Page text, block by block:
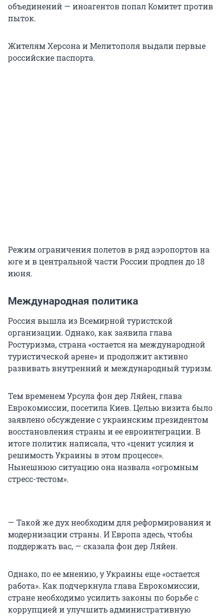
объединений — иноагентов попал Комитет против
пыток.
Жителям Херсона и Мелитополя выдали первые
российские паспорта.
Режим ограничения полетов в ряд аэропортов на
юге и в центральной части России продлен до 18
июня.
Международная политика
Россия вышла из Всемирной туристской
организации. Однако, как заявила глава
Ростуризма, страна «остается на международной
туристической арене» и продолжит активно
развивать внутренний и международный туризм.
Тем временем Урсула фон дер Ляйен, глава
Еврокомиссии, посетила Киев. Целью визита было
заявлено обсуждение с украинским президентом
восстановления страны и ее евроинтеграции. В
итоге политик написала, что «ценит усилия и
решимость Украины в этом процессе».
Нынешнюю ситуацию она назвала «огромным
стресс-тестом».
— Такой же дух необходим для реформирования и
модернизации страны. И Европа здесь, чтобы
поддержать вас, — сказала фон дер Ляйен.
Однако, по ее мнению, у Украины еще «остается
работа». Как подчеркнула глава Еврокомиссии,
стране необходимо усилить законы по борьбе с
коррупцией и улучшить административную